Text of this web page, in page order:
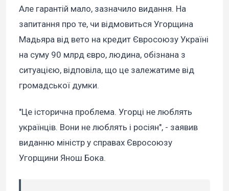
Але гарантій мало, зазначило видання. На
запитання про те, чи відмовиться Угорщина
Мадьяра від вето на кредит Євросоюзу Україні
на суму 90 млрд євро, людина, обізнана з
ситуацією, відповіла, що це залежатиме від
громадської думки.
"Це історична проблема. Угорці не люблять
українців. Вони не люблять і росіян", - заявив
виданню міністр у справах Євросоюзу
Угорщини Янош Бока.